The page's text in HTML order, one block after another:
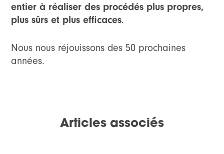
entier à réaliser des procédés plus propres,
plus sûrs et plus efficaces.
Nous nous réjouissons des 50 prochaines
années.
Articles associés